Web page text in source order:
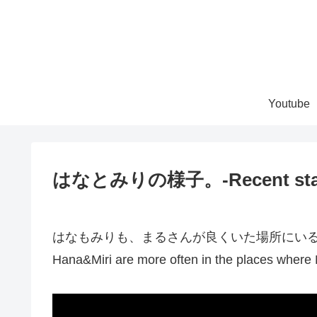
Youtube
はなとみりの様子。-Recent
はなもみりも、まるさんが良くいた場所にい
Hana&Miri are more often in the places where